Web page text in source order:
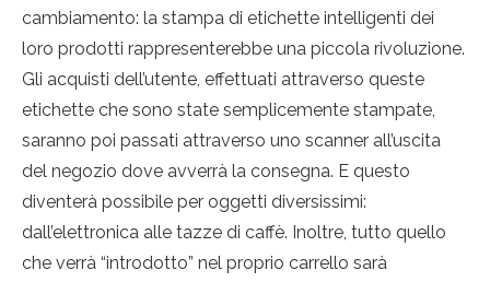
cambiamento: la stampa di etichette intelligenti dei
loro prodotti rappresenterebbe una piccola rivoluzione.
Gli acquisti dell’utente, effettuati attraverso queste
etichette che sono state semplicemente stampate,
saranno poi passati attraverso uno scanner all’uscita
del negozio dove avverrà la consegna. E questo
diventerà possibile per oggetti diversissimi:
dall’elettronica alle tazze di caffè. Inoltre, tutto quello
che verrà “introdotto” nel proprio carrello sarà